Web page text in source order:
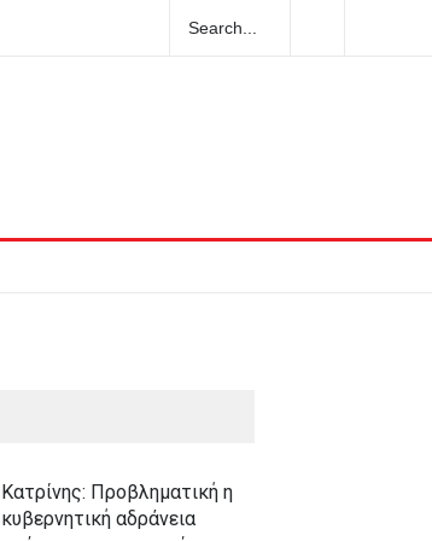
Κατρίνης: Προβληματική η
κυβερνητική αδράνεια